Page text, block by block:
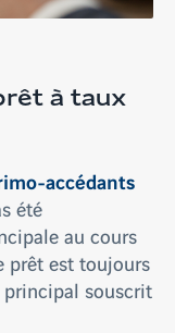
à taux
accédants
été
au cours
prêt est toujours
principal souscrit